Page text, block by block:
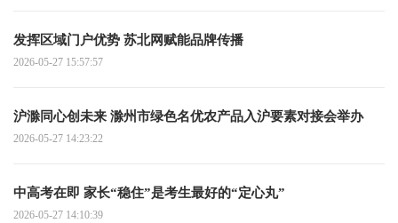
发挥区域门户优势 苏北网赋能品牌传播
2026-05-27 15:57:57
沪滁同心创未来 滁州市绿色名优农产品入沪要素对接会举办
2026-05-27 14:23:22
中高考在即 家长“稳住”是考生最好的“定心丸”
2026-05-27 14:10:39